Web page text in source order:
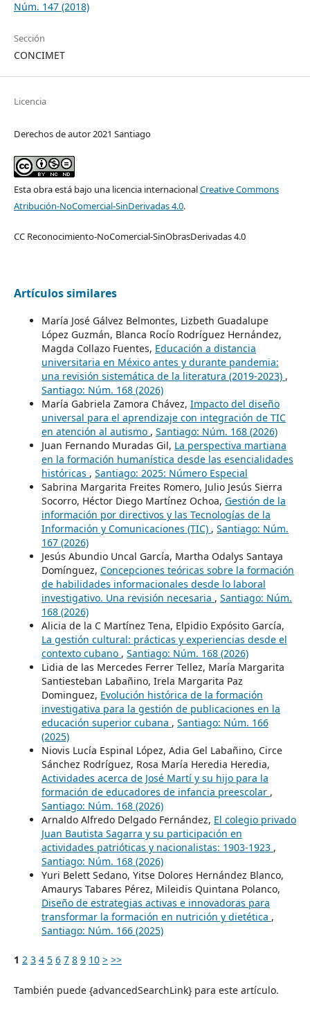
Núm. 147 (2018)
Sección
CONCIMET
Licencia
Derechos de autor 2021 Santiago
Esta obra está bajo una licencia internacionalCreative Commons
Atribución-NoComercial-SinDerivadas 4.0.
CC Reconocimiento-NoComercial-SinObrasDerivadas 4.0
Artículos similares
María José Gálvez Belmontes, Lizbeth Guadalupe
López Guzmán, Blanca Rocío Rodríguez Hernández,
Magda Collazo Fuentes, Educación a distancia
universitaria en México antes y durante pandemia:
una revisión sistemática de la literatura (2019-2023) ,
Santiago: Núm. 168 (2026)
María Gabriela Zamora Chávez, Impacto del diseño
universal para el aprendizaje con integración de TIC
en atención al autismo , Santiago: Núm. 168 (2026)
Juan Fernando Muradas Gil, La perspectiva martiana
en la formación humanística desde las esencialidades
históricas , Santiago: 2025: Número Especial
Sabrina Margarita Freites Romero, Julio Jesús Sierra
Socorro, Héctor Diego Martínez Ochoa, Gestión de la
información por directivos y las Tecnologías de la
Información y Comunicaciones (TIC) , Santiago: Núm.
167 (2026)
Jesús Abundio Uncal García, Martha Odalys Santaya
Domínguez, Concepciones teóricas sobre la formación
de habilidades informacionales desde lo laboral
investigativo. Una revisión necesaria , Santiago: Núm.
168 (2026)
Alicia de la C Martínez Tena, Elpidio Expósito García,
La gestión cultural: prácticas y experiencias desde el
contexto cubano , Santiago: Núm. 168 (2026)
Lidia de las Mercedes Ferrer Tellez, María Margarita
Santiesteban Labañino, Irela Margarita Paz
Dominguez, Evolución histórica de la formación
investigativa para la gestión de publicaciones en la
educación superior cubana , Santiago: Núm. 166
(2025)
Niovis Lucía Espinal López, Adia Gel Labañino, Circe
Sánchez Rodríguez, Rosa María Heredia Heredia,
Actividades acerca de José Martí y su hijo para la
formación de educadores de infancia preescolar ,
Santiago: Núm. 168 (2026)
Arnaldo Alfredo Delgado Fernández, El colegio privado
Juan Bautista Sagarra y su participación en
actividades patrióticas y nacionalistas: 1903-1923 ,
Santiago: Núm. 168 (2026)
Yuri Belett Sedano, Yitse Dolores Hernández Blanco,
Amaurys Tabares Pérez, Mileidis Quintana Polanco,
Diseño de estrategias activas e innovadoras para
transformar la formación en nutrición y dietética ,
Santiago: Núm. 166 (2025)
1 2 3 4 5 6 7 8 9 10 > >>
También puede {advancedSearchLink} para este artículo.